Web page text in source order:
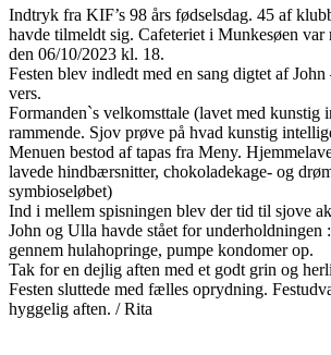
Indtryk fra KIF’s 98 års fødselsdag. 45 af
havde tilmeldt sig. Cafeteriet i Munkesøen var
den 06/10/2023 kl. 18.
Festen blev indledt med en sang digtet af
vers.
Formanden`s velkomsttale (lavet med kunstig
rammende. Sjov prøve på hvad kunstig
Menuen bestod af tapas fra Meny.
lavede hindbærsnitter, chokoladekage- og
symbioseløbet)
Ind i mellem spisningen blev der tid til sjove
John og Ulla havde stået for underholdningen
gennem hulahopringe, pumpe kondomer op.
Tak for en dejlig aften med et godt grin og
Festen sluttede med fælles oprydning.
hyggelig aften. / Rita